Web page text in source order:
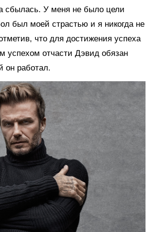
сбылась. У меня не было цели
был моей страстью и я никогда не
что для достижения успеха
успехом отчасти Дэвид обязан
он работал.